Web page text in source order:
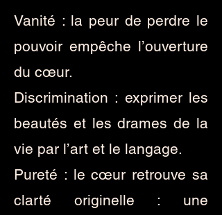
Vanité : la peur de perdre le
pouvoir empêche l’ouverture
du cœur.
Discrimination : exprimer les
beautés et les drames de la
vie par l’art et le langage.
Pureté : le cœur retrouve sa
clarté originelle : une